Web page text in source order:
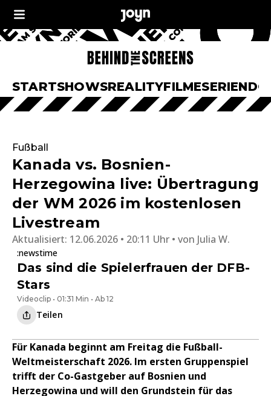
STARTSHOWSREALITYFILMESERIEN
Fußball
Kanada vs. Bosnien-
Herzegowina live: Übertragung
der WM 2026 im kostenlosen
Livestream
Aktualisiert: 12.06.2026 • 20:11 Uhr von Julia W.
:newstime
Das sind die Spielerfrauen der DFB-
Stars
Videoclip • 01:31 Min • Ab 12
Teilen
Für Kanada beginnt am Freitag die Fußball-
Weltmeisterschaft 2026. Im ersten Gruppenspiel
trifft der Co-Gastgeber auf Bosnien und
Herzegowina und will den Grundstein für das